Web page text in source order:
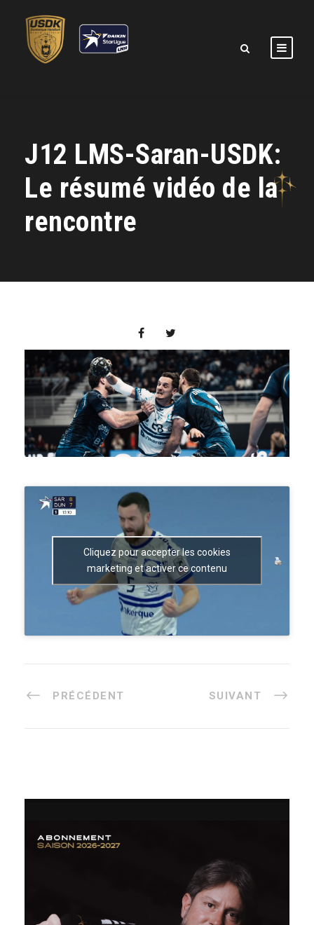
J12 LMS-Saran-USDK:
Le résumé vidéo de la
rencontre
Cliquez pour accepter les cookies
marketing et activer ce contenu
PRÉCÉDENT SUIVANT